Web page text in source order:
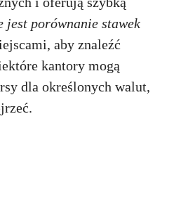
jest porównanie stawek
aby znaleźć
kantory mogą
dla określonych walut,